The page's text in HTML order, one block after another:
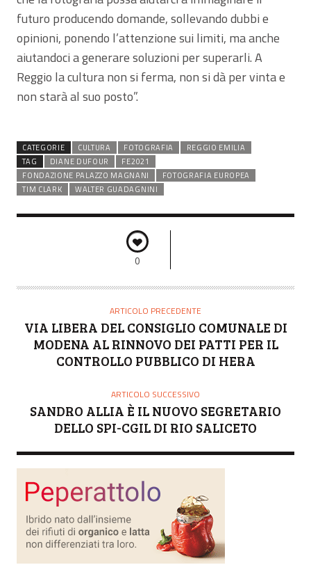
futuro producendo domande, sollevando dubbi e
opinioni, ponendo l’attenzione sui limiti, ma anche
aiutandoci a generare soluzioni per superarli. A
Reggio la cultura non si ferma, non si dà per vinta e
non starà al suo posto”.
CATEGORIE CULTURA FOTOGRAFIA
REGGIO EMILIA
TAG
DIANE DUFOUR
FE2021
FONDAZIONE PALAZZO MAGNANI
FOTOGRAFIA EUROPEA
TIM CLARK
WALTER GUADAGNINI
0
ARTICOLO PRECEDENTE
VIA LIBERA DEL CONSIGLIO COMUNALE DI
MODENA AL RINNOVO DEI PATTI PER IL
CONTROLLO PUBBLICO DI HERA
ARTICOLO SUCCESSIVO
SANDRO ALLIA È IL NUOVO SEGRETARIO
DELLO SPI-CGIL DI RIO SALICETO